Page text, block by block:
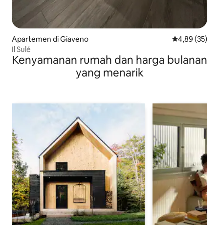
Apartemen di Giaveno Nilai rata-rata
4,89 (35)
Il Sulé
Kenyamanan rumah dan harga bulanan
yang menarik